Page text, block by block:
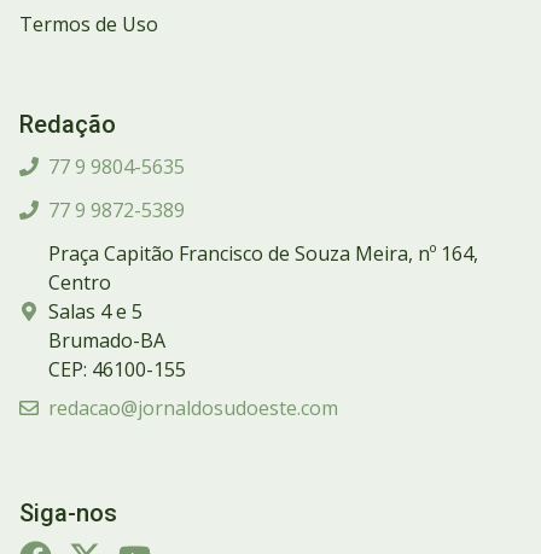
Termos de Uso
Redação
77 9 9804-5635
77 9 9872-5389
Praça Capitão Francisco de Souza Meira, nº 164,
Centro
Salas 4 e 5
Brumado-BA
CEP: 46100-155
redacao@jornaldosudoeste.com
Siga-nos